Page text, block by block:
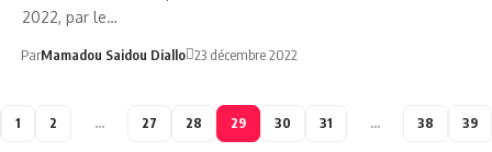
2022, par le…
ParMamadou Saidou Diallo 23 décembre 2022
1 2 … 27 28 29 30 31 … 38 39